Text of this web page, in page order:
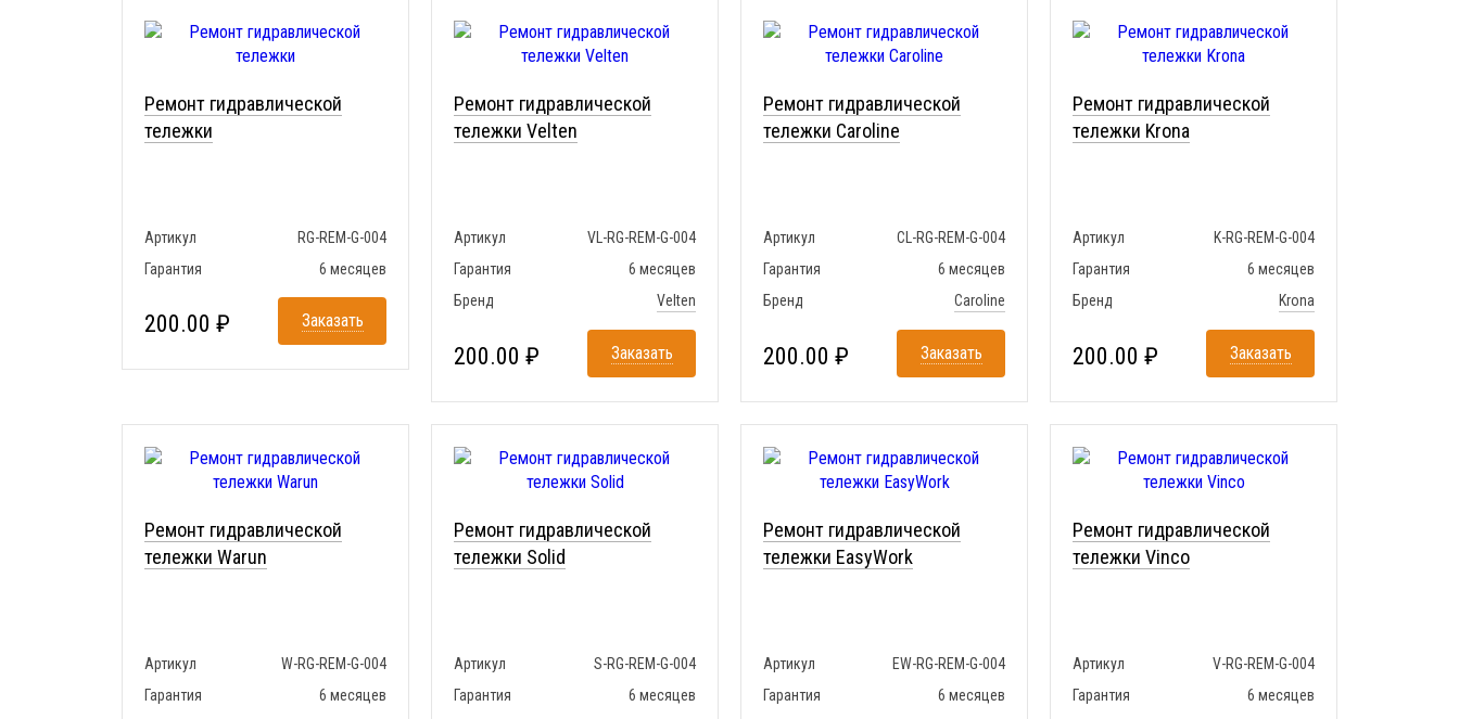
Ремонт гидравлической
тележки
Артикул
RG-REM-G-004
Гарантия
6 месяцев
200.00 ₽ Заказать
Ремонт гидравлической
тележки Velten
Артикул
VL-RG-REM-G-004
Гарантия
6 месяцев
Бренд
Velten
200.00 ₽ Заказать
Ремонт гидравлической
тележки Caroline
Артикул
CL-RG-REM-G-004
Гарантия
6 месяцев
Бренд
Caroline
200.00 ₽ Заказать
Ремонт гидравлической
тележки Krona
Артикул
K-RG-REM-G-004
Гарантия
6 месяцев
Бренд
Krona
200.00 ₽ Заказать
Ремонт гидравлической
тележки Warun
Артикул
W-RG-REM-G-004
Гарантия
6 месяцев
Ремонт гидравлической
тележки Solid
Артикул
S-RG-REM-G-004
Гарантия
6 месяцев
Ремонт гидравлической
тележки EasyWork
Артикул
EW-RG-REM-G-004
Гарантия
6 месяцев
Ремонт гидравлической
тележки Vinco
Артикул
V-RG-REM-G-004
Гарантия
6 месяцев